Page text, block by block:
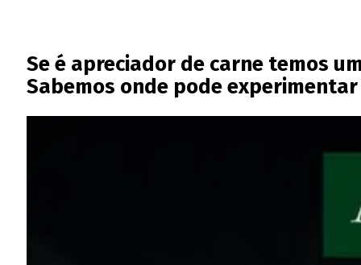
Se é apreciador de carne temos
Sabemos onde pode experimentar